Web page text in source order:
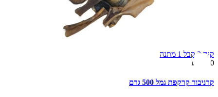
קנה 3 קבל 1 מתנה
₪79.00
קרניבור קרקפת גמל 500 גרם